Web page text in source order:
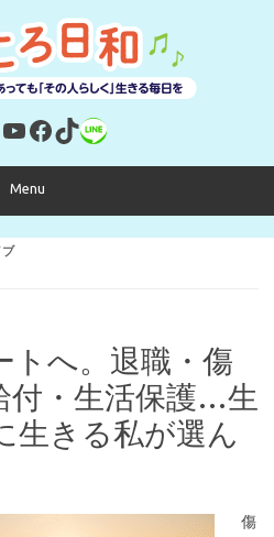
YouTube
Facebook
TikTok
リンク
Menu
ブ
トへ。退職・傷
付・生活保護…生
生きる私が選ん
傷